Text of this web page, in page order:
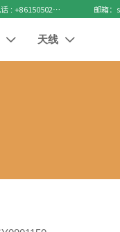
电话 : +8615050271688
 天线 